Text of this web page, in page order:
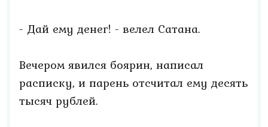
- Дай ему денег! - велел Сатана.
Вечером явился боярин, написал
расписку, и парень отсчитал ему десять
тысяч рублей.